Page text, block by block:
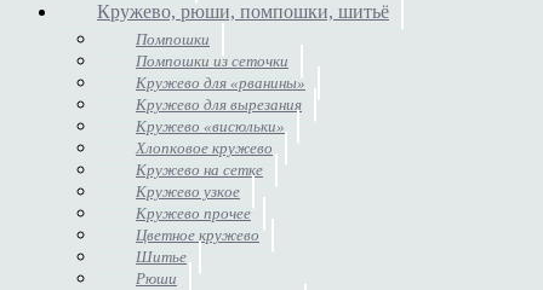
Кружево, рюши, помпошки, шитьё
Помпошки
Помпошки из сеточки
Кружево для «рванины»
Кружево для вырезания
Кружево «висюльки»
Хлопковое кружево
Кружево на сетке
Кружево узкое
Кружево прочее
Цветное кружево
Шитье
Рюши